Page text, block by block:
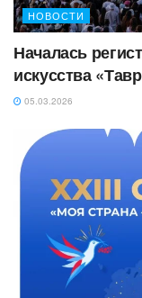
НОВОСТИ
Началась
искусства
05.03.2026